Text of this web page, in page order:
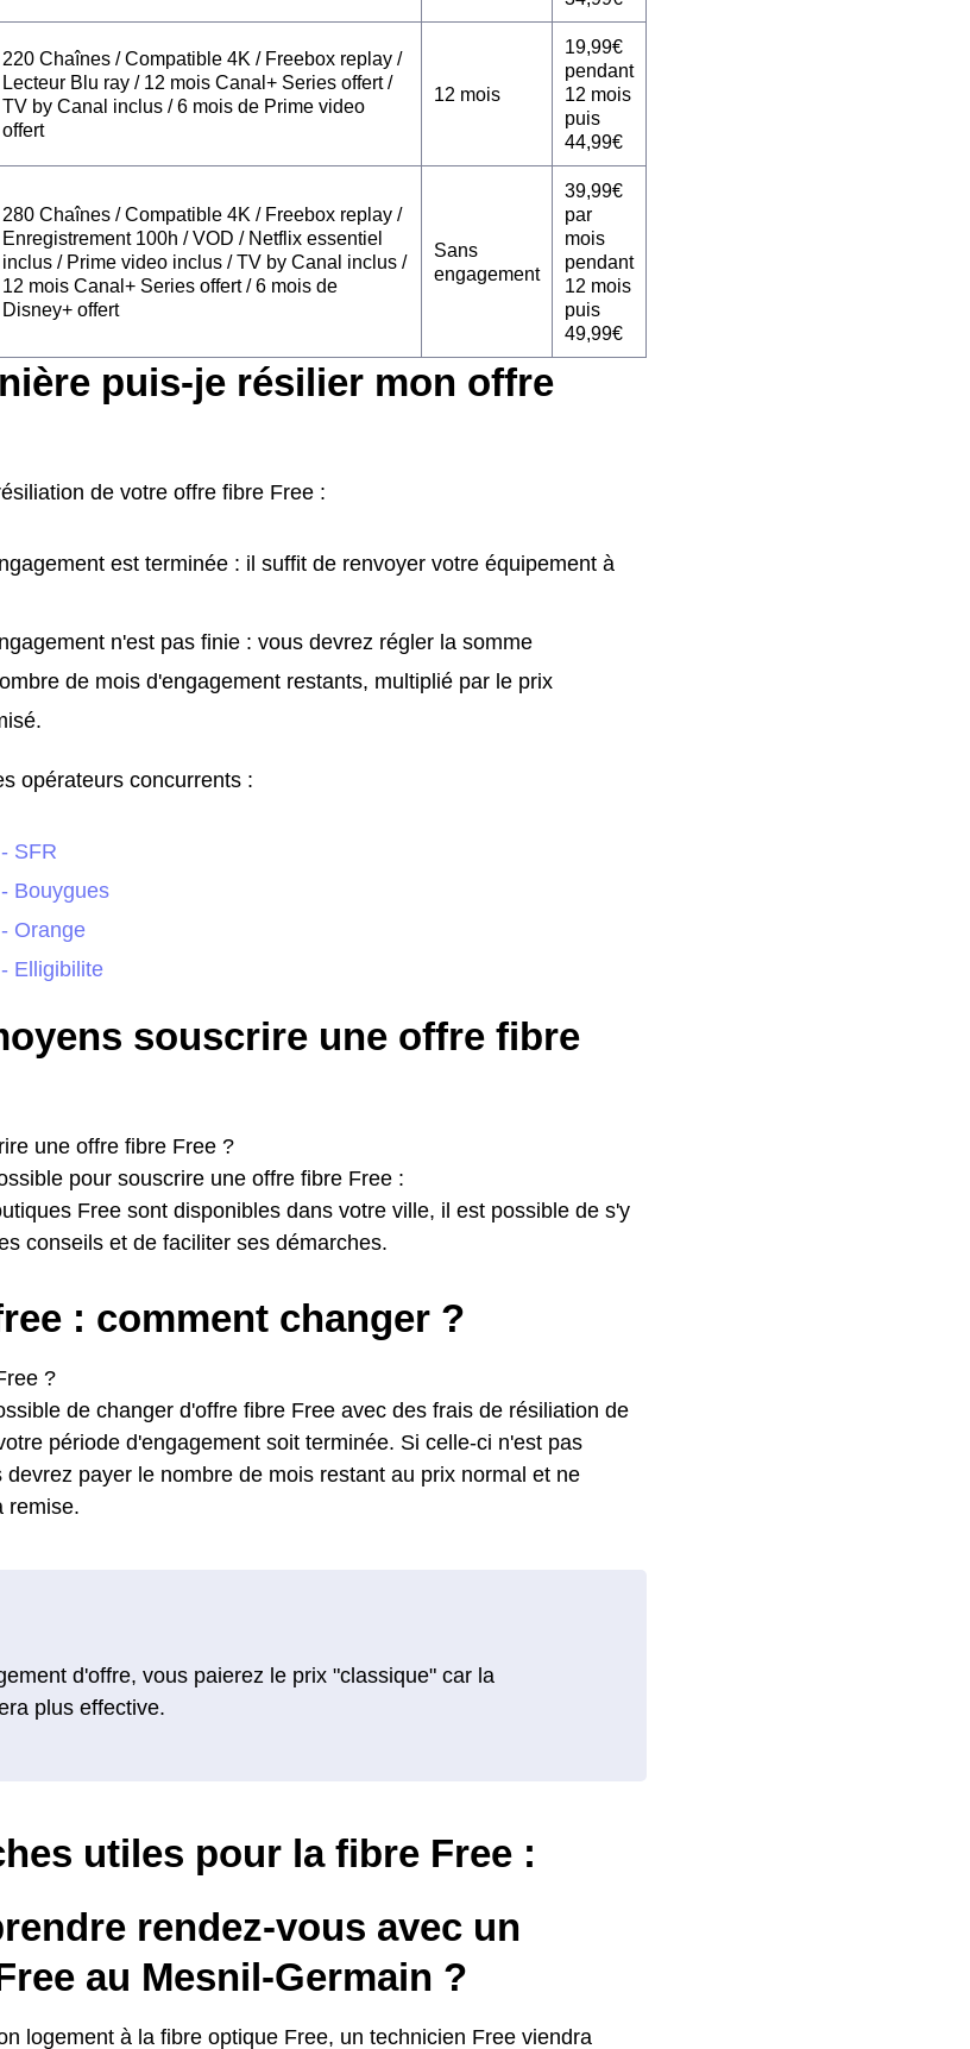
220 Chaînes / Compatible 4K / Freebox replay /
Lecteur Blu ray / 12 mois Canal+ Series offert /
TV by Canal inclus / 6 mois de Prime video
offert
12 mois
19,99€
pendant
12 mois
puis
44,99€
280 Chaînes / Compatible 4K / Freebox replay /
Enregistrement 100h / VOD / Netflix essentiel
inclus / Prime video inclus / TV by Canal inclus /
12 mois Canal+ Series offert / 6 mois de
Disney+ offert
Sans
engagement
39,99€
par
mois
pendant
12 mois
puis
49,99€
puis-je résilier mon offre
de votre offre fibre Free :
est terminée : il suffit de renvoyer votre équipement à
n'est pas finie : vous devrez régler la somme
de mois d'engagement restants, multiplié par le prix
opérateurs concurrents :
SFR
Bouygues
Orange
Elligibilite
souscrire une offre fibre
une offre fibre Free ?
pour souscrire une offre fibre Free :
Free sont disponibles dans votre ville, il est possible de s'y
conseils et de faciliter ses démarches.
: comment changer ?
?
de changer d'offre fibre Free avec des frais de résiliation de
période d'engagement soit terminée. Si celle-ci n'est pas
payer le nombre de mois restant au prix normal et ne
remise.
d'offre, vous paierez le prix "classique" car la
plus effective.
utiles pour la fibre Free :
rendez-vous avec un
au Mesnil-Germain ?
logement à la fibre optique Free, un technicien Free viendra